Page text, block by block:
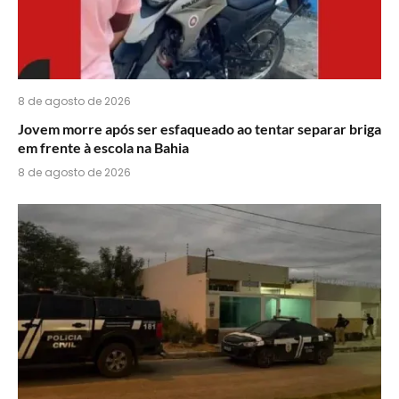
8 de agosto de 2026
Jovem morre após ser esfaqueado ao tentar separar briga
em frente à escola na Bahia
8 de agosto de 2026